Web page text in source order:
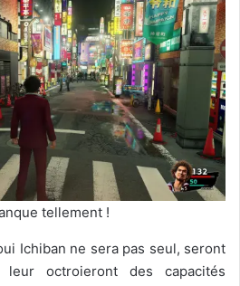
tellement !
Ichiban ne sera pas seul, seront
octroieront des capacités